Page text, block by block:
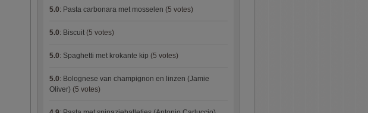
5.0: Pasta carbonara met mosselen (5 votes)
5.0: Biscuit (5 votes)
5.0: Spaghetti met krokante kip (5 votes)
5.0: Bolognese van champignon en linzen (Jamie
Oliver) (5 votes)